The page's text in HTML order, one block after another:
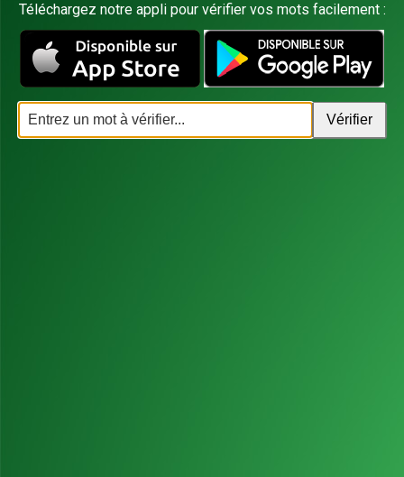
Téléchargez notre appli pour vérifier vos mots facilement :